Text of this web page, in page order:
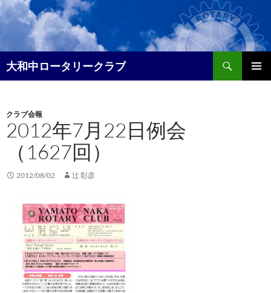
コ
ン
ン
ツ
へ
ッ
プ
大和中ロータリークラブ
検
索
クラブ会報
2012年7月22日例会
（1627回）
2012/08/02 辻 彰彦